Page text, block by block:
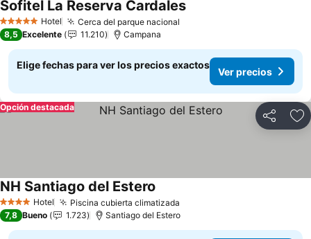
5 Estrellas Hotel Cerca del parque nacional
Sofitel La Reserva Cardales
8,5 Excelente 11.210 Campana
Elige fechas para ver los precios exactos
Ver precios
Compartir
Opción destacada
4 EstrellasHotel Piscina cubierta climatizada
NH Santiago del Estero
7,8 Bueno 1.723 Santiago del Estero